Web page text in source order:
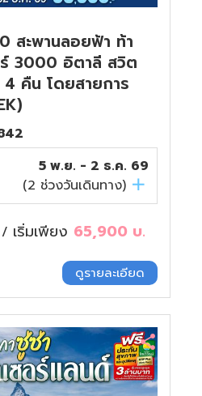
สะพานลอยฟ้า ท้า
3000 อิตาลี สวิต
คืน โดยสายการ
5 พ.ย. - 2 ธ.ค. 69
(2 ช่วงวันเดินทาง)
/ เริ่มเพียง 65,900 บ.
ดูรายละเอียด